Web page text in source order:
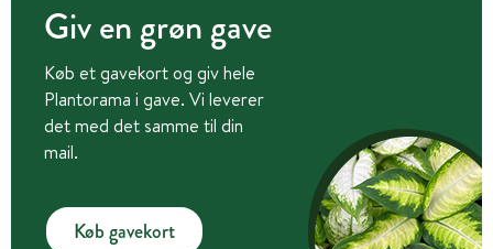
Giv en grøn gave
Køb et gavekort og giv hele
Plantorama i gave. Vi leverer
det med det samme til din
mail.
Køb gavekort